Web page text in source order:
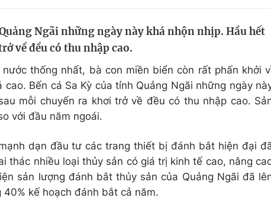
Thị trường
Ngãi những ngày này khá nhộn nhịp. Hầu hết
về đều có thu nhập cao.
thống nhất, bà con miền biển còn rất phấn khởi
Bến cá Sa Kỳ của tỉnh Quảng Ngãi những ngày
mỗi chuyến ra khơi trở về đều có thu nhập cao.
với đầu năm ngoái.
dạn đầu tư các trang thiết bị đánh bắt hiện đại
thác nhiều loại thủy sản có giá trị kinh tế cao, nâng
sản lượng đánh bắt thủy sản của Quảng Ngãi đã
kế hoạch đánh bắt cả năm.